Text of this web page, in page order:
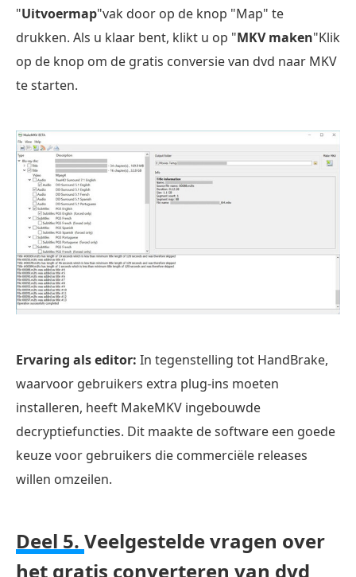
"Uitvoermap"vak door op de knop "Map" te
drukken. Als u klaar bent, klikt u op "MKV maken"Klik
op de knop om de gratis conversie van dvd naar MKV
te starten.
Ervaring als editor: In tegenstelling tot HandBrake,
waarvoor gebruikers extra plug-ins moeten
installeren, heeft MakeMKV ingebouwde
decryptiefuncties. Dit maakte de software een goede
keuze voor gebruikers die commerciële releases
willen omzeilen.
Deel 5. Veelgestelde vragen over
het gratis converteren van dvd